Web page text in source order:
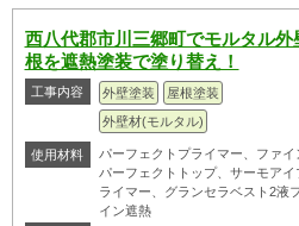
西八代郡市川三郷町でモルタル
根を遮熱塗装で塗り替え！
工事内容 外壁塗装
屋根塗装
外壁材(モルタル)
使用材料
パーフェクトプライマー、ファイ
パーフェクトトップ、サーモアイ
ライマー、グランセラベスト2液
イン遮熱